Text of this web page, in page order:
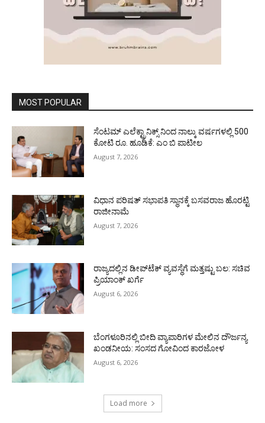
MOST POPULAR
ಸೆಂಟಮ್ ಎಲೆಕ್ಟ್ರಾನಿಕ್ಸ್ ನಿಂದ ನಾಲ್ಕು ವರ್ಷಗಳಲ್ಲಿ 500
ಕೋಟಿ ರೂ. ಹೂಡಿಕೆ: ಎಂ ಬಿ ಪಾಟೀಲ
August 7, 2026
ವಿಧಾನ ಪರಿಷತ್ ಸಭಾಪತಿ ಸ್ಥಾನಕ್ಕೆ ಬಸವರಾಜ ಹೊರಟ್ಟಿ
ರಾಜೀನಾಮೆ
August 7, 2026
ರಾಜ್ಯದಲ್ಲಿನ ಡೀಪ್‌ಟೆಕ್‌ ವ್ಯವಸ್ಥೆಗೆ ಮತ್ತಷ್ಟು ಬಲ: ಸಚಿವ
ಪ್ರಿಯಾಂಕ್ ಖರ್ಗೆ
August 6, 2026
ಬೆಂಗಳೂರಿನಲ್ಲಿ ಬೀದಿ ವ್ಯಾಪಾರಿಗಳ ಮೇಲಿನ ದೌರ್ಜನ್ಯ
ಖಂಡನೀಯ: ಸಂಸದ ಗೋವಿಂದ ಕಾರಜೋಳ
August 6, 2026
Load more